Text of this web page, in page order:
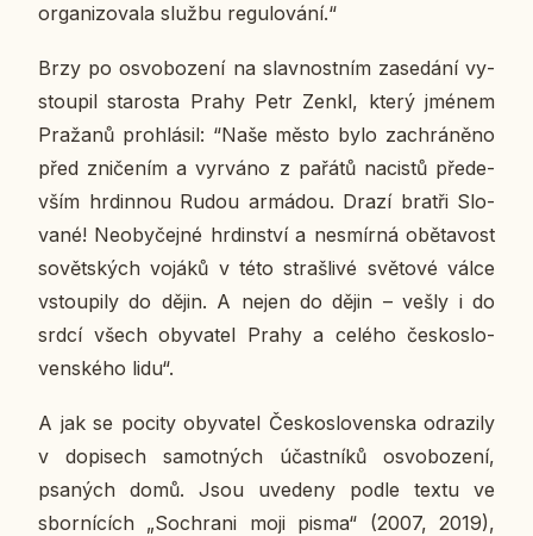
or­ga­ni­zo­va­la službu re­gu­lo­vá­ní.“
Brzy po osvo­bo­ze­ní na slav­nost­ním za­se­dá­ní vy­
stou­pil sta­ros­ta Prahy Petr Zenkl, který jménem
Pra­ža­nů pro­hlá­sil: “Naše město bylo za­chrá­ně­no
před zni­če­ním a vy­rvá­no z pařátů na­cis­tů pře­de­
vším hr­din­nou Rudou ar­má­dou. Drazí bratři Slo­
va­né! Ne­o­by­čej­né hr­din­ství a ne­smír­ná obě­ta­vost
so­vět­ských vojáků v této straš­li­vé svě­to­vé válce
vstou­pi­ly do dějin. A nejen do dějin – vešly i do
srdcí všech oby­va­tel Prahy a celého čes­ko­slo­
ven­ské­ho lidu“.
A jak se pocity oby­va­tel Čes­ko­slo­ven­ska od­ra­zi­ly
v do­pi­sech sa­mot­ných účast­ní­ků osvo­bo­ze­ní,
psa­ných domů. Jsou uve­de­ny podle textu ve
sbor­ní­cích „Sochra­ni moji pisma“ (2007, 2019),